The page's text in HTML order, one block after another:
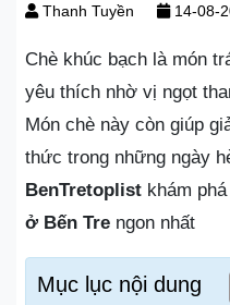
Thanh Tuyền 14-08-
Chè khúc bạch là món
yêu thích nhờ vị ngọt
Món chè này còn giúp
thức trong những ngày
BenTretoplist khám
ở Bến Tre ngon nhất
Mục lục nội dung